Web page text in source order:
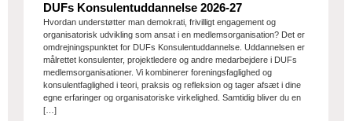
DUFs Konsulentuddannelse 2026-27
Hvordan understøtter man demokrati, frivilligt engagement og
organisatorisk udvikling som ansat i en medlemsorganisation? Det er
omdrejningspunktet for DUFs Konsulentuddannelse. Uddannelsen er
målrettet konsulenter, projektledere og andre medarbejdere i DUFs
medlemsorganisationer. Vi kombinerer foreningsfaglighed og
konsulentfaglighed i teori, praksis og refleksion og tager afsæt i dine
egne erfaringer og organisatoriske virkelighed. Samtidig bliver du en
[…]